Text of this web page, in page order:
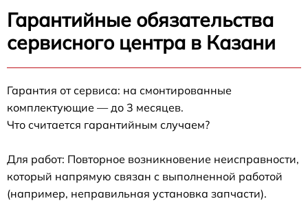
Гарантийные обязательства
сервисного центра в Казани
Гарантия от сервиса: на смонтированные
комплектующие — до 3 месяцев.
Что считается гарантийным случаем?
Для работ: Повторное возникновение неисправности,
который напрямую связан с выполненной работой
(например, неправильная установка запчасти).